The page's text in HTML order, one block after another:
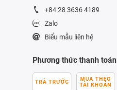
+84 28 3636 4189
Zalo
Biểu mẫu liên hệ
Phương thức thanh toán
TRẢ TRƯỚC
MUA THEO
TÀI KHOẢN